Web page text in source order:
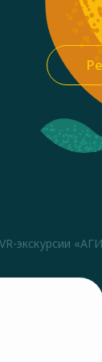
экскурсии